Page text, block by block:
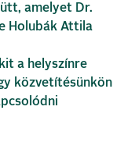
amelyet Dr.
Holubák Attila
a helyszínre
közvetítésünkön